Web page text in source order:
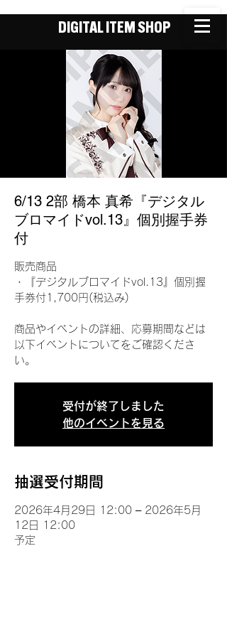
DIGITAL ITEM SHOP
6/13 2部 橋本 真希『デジタル
ブロマイドvol.13』個別握手券
付
販売商品
・『デジタルブロマイドvol.13』個別握
手券付1,700円(税込み)
商品やイベントの詳細、応募期間などは
以下イベントについてをご確認くださ
い。
受付が終了しました
他のイベントを見る
抽選受付期間
2026年4月29日 12:00 – 2026年5月
12日 12:00
予定